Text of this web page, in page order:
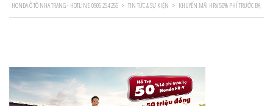
HONDA Ô TÔ NHA TRANG - HOTLINE 0905 254 255 > TIN TỨC & SỰ KIỆN > KHUYẾN MÃI HRV 50% PHÍ TRƯỚC BẠ